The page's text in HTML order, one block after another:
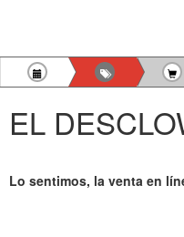
EL
Lo sentimos, la venta en